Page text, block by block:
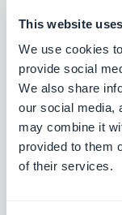
This website
We use cookies
provide social
We also share
our social media,
may combine it
provided to them
of their services.